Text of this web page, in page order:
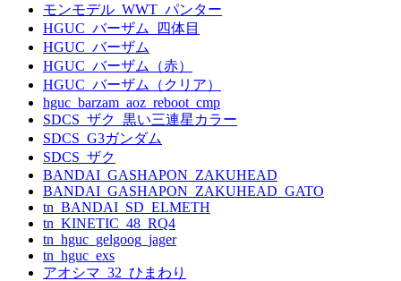
モンモデル_WWT_パンター
HGUC_バーザム_四体目
HGUC_バーザム
HGUC_バーザム（赤）
HGUC_バーザム（クリア）
hguc_barzam_aoz_reboot_cmp
SDCS_ザク_黒い三連星カラー
SDCS_G3ガンダム
SDCS_ザク
BANDAI_GASHAPON_ZAKUHEAD
BANDAI_GASHAPON_ZAKUHEAD_GATO
tn_BANDAI_SD_ELMETH
tn_KINETIC_48_RQ4
tn_hguc_gelgoog_jager
tn_hguc_exs
アオシマ_32_ひまわり